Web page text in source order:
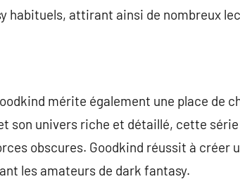
habituels, attirant ainsi de nombreux
mérite également une place de
son univers riche et détaillé, cette
obscures. Goodkind réussit à créer
les amateurs de dark fantasy.